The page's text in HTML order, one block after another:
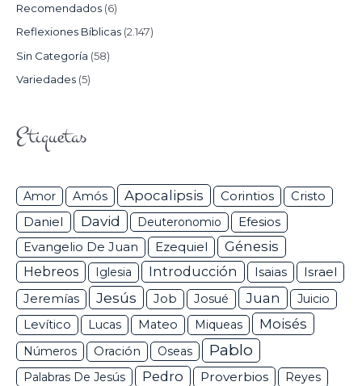
Recomendados (6)
Reflexiones Bíblicas (2.147)
Sin Categoría (58)
Variedades (5)
Etiquetas
Amor Amós Apocalipsis Corintios Cristo
Daniel David Deuteronomio Efesios
Evangelio De Juan Ezequiel
Génesis
Hebreos
Iglesia Introducción Isaias Israel
Jeremías Jesús Job Josué Juan
Juicio
Levítico
Lucas Mateo Miqueas Moisés
Números Oración Oseas Pablo
Palabras De Jesús Pedro Proverbios Reyes